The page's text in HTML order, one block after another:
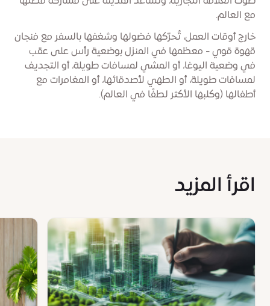
مع العالم.
خارج أوقات العمل، تُحرّكها فضولها وشغفها بالسفر مع فنجان
قهوة قوي - معظمها في المنزل بوضعية رأس على عقب
في وضعية اليوغا، أو المشي لمسافات طويلة، أو التجديف
لمسافات طويلة، أو الطهي لأصدقائها، أو المغامرات مع
أطفالها (وكلبها الأكثر لطفًا في العالم).
اقرأ المزيد